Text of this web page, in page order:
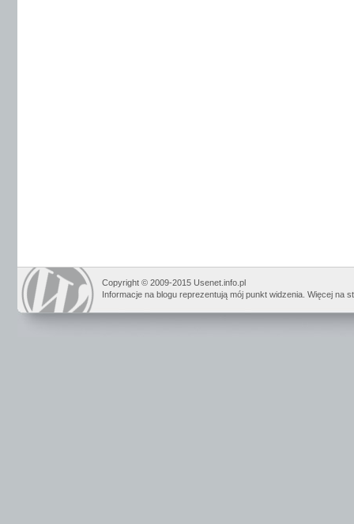
Copyright © 2009-2015 Usenet.info.pl
Informacje na blogu reprezentują mój punkt widzenia. Więcej na